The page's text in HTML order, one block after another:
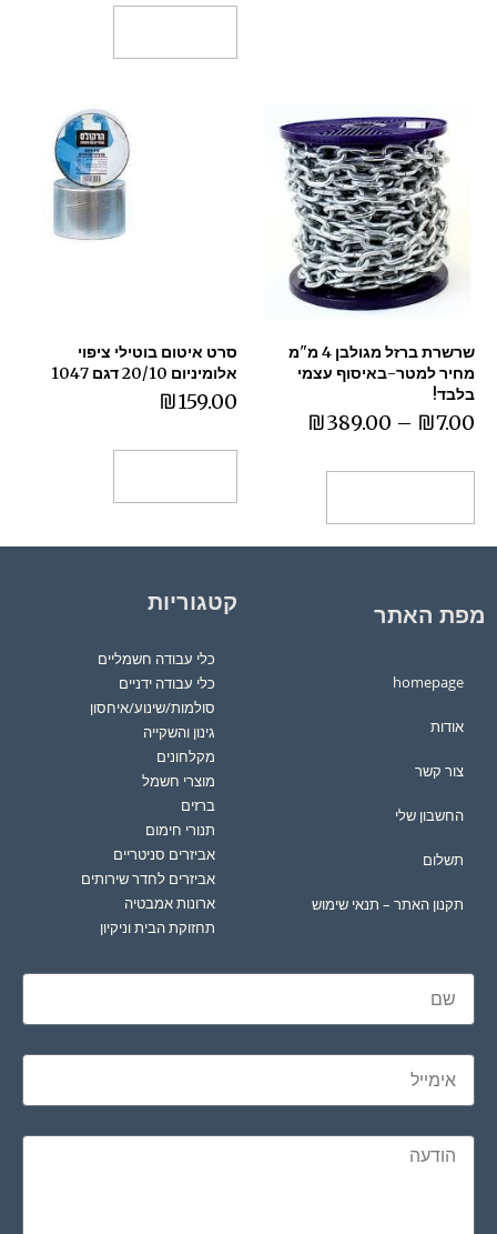
שרשרת ברזל מגולבן 4 מ"מ
מחיר למטר-באיסוף עצמי
בלבד!
₪7.00
–
₪389.00
סרט איטום בוטילי ציפוי
אלומיניום 20/10 דגם 1047
₪159.00
מפת האתר
homepage
אודות
צור קשר
החשבון שלי
תשלום
תקנון האתר – תנאי שימוש
קטגוריות
כלי עבודה חשמליים
כלי עבודה ידניים
סולמות/שינוע/איחסון
גינון והשקייה
מקלחונים
מוצרי חשמל
ברזים
תנורי חימום
אביזרים סניטריים
אביזרים לחדר שירותים
ארונות אמבטיה
תחזוקת הבית וניקיון